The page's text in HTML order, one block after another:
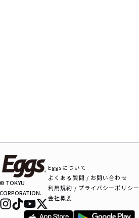
© TOKYU
CORPORATION.
Eggsについて
よくある質問 / お問い合わせ
利用規約 / プライバシーポリシー
会社概要